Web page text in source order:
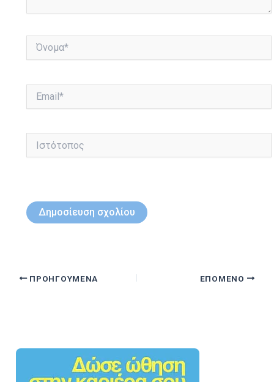
Όνομα*
Ιστότοπος
ΠΡΟΗΓΟΎΜΕΝΑ ΕΠΌΜΕΝΟ